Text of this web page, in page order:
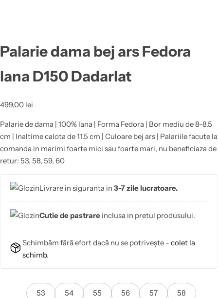
Palarie dama bej ars Fedora
lana D150 Dadarlat
499,00 lei
Palarie de dama | 100% lana | Forma Fedora | Bor mediu de 8-8.5
cm | Inaltime calota de 11.5 cm | Culoare bej ars | Palariile facute la
comanda in marimi foarte mici sau foarte mari, nu beneficiaza de
retur: 53, 58, 59, 60
Livrare in siguranta in 3-7 zile lucratoare.
Cutie de pastrare inclusa in pretul produsului.
Schimbăm fără efort dacă nu se potrivește - colet la
schimb.
53 54 55 56 57 58